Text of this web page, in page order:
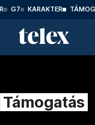
G7 KARAKTER
Támogatás